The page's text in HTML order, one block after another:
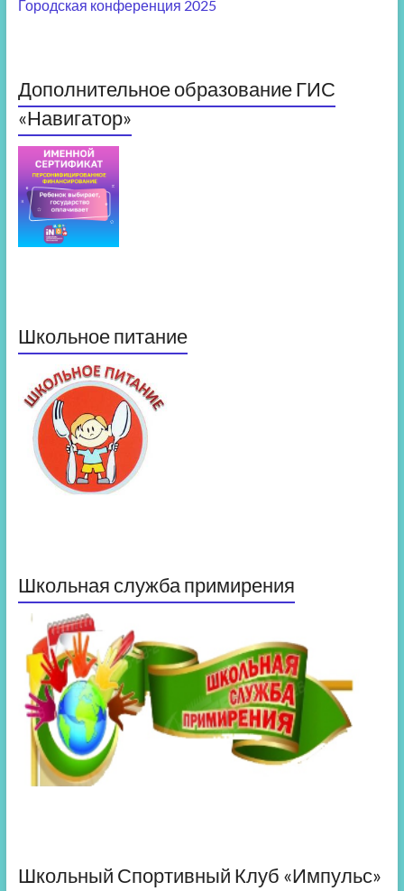
Городская конференция 2025
Дополнительное образование ГИС
«Навигатор»
Школьное питание
Школьная служба примирения
Школьный Спортивный Клуб «Импульс»